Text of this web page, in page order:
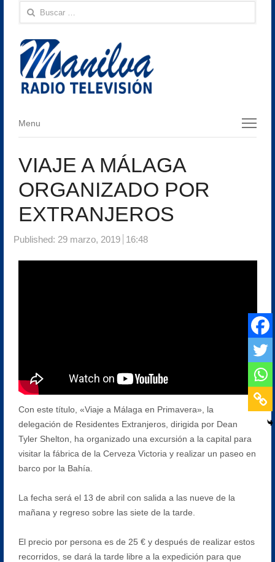
Buscar:
Menu
Menu
VIAJE A MÁLAGA
ORGANIZADO POR
EXTRANJEROS
Published: 29 marzo, 2019 16:48
Con este título, «Viaje a Málaga en Primavera», la
delegación de Residentes Extranjeros, dirigida por Dean
Tyler Shelton, ha organizado una excursión a la capital para
visitar la fábrica de la Cerveza Victoria y realizar un paseo en
barco por la Bahía.
La fecha será el 13 de abril con salida a las nueve de la
mañana y regreso sobre las siete de la tarde.
El precio por persona es de 25 € y después de realizar estos
recorridos, se dará la tarde libre a la expedición para que